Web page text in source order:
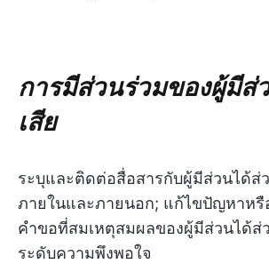
การมีส่วนร่วมของผู้มีส่
เสีย
ระบุและติดต่อสื่อสารกับผู้มีส่วนได้ส่
ภายในและภายนอก; แก้ไขปัญหาห
คำขอที่สมเหตุสมผลของผู้มีส่วนได้ส่ว
ระดับความพึงพอใจ